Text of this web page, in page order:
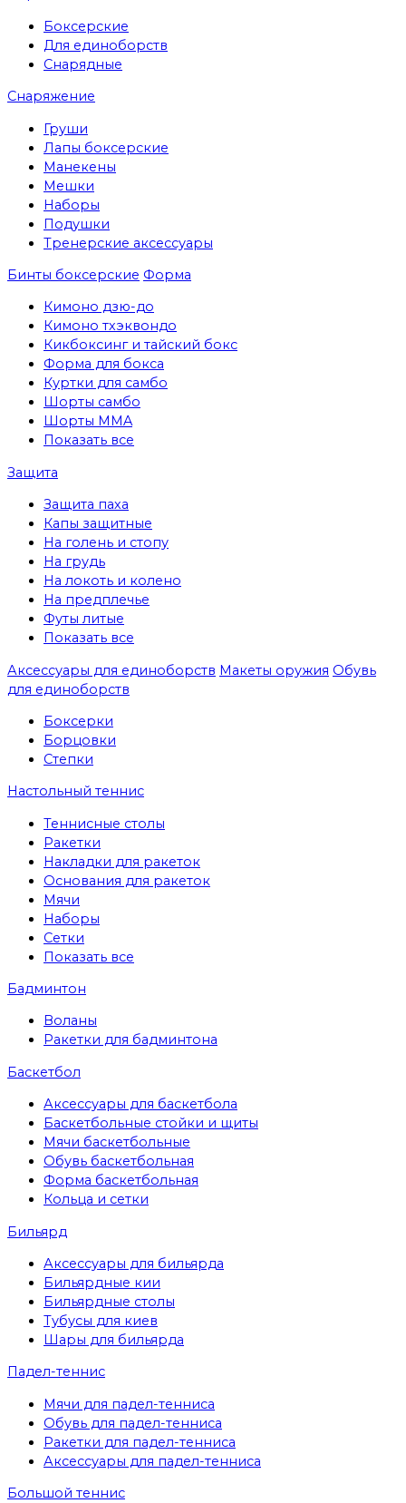
Боксерские
Для единоборств
Снарядные
Снаряжение
Груши
Лапы боксерские
Манекены
Мешки
Наборы
Подушки
Тренерские аксессуары
Бинты боксерские Форма
Кимоно дзю-до
Кимоно тхэквондо
Кикбоксинг и тайский бокс
Форма для бокса
Куртки для самбо
Шорты самбо
Шорты MMA
Показать все
Защита
Защита паха
Капы защитные
На голень и стопу
На грудь
На локоть и колено
На предплечье
Футы литые
Показать все
Аксессуары для единоборств Макеты оружия Обувь
для единоборств
Боксерки
Борцовки
Степки
Настольный теннис
Теннисные столы
Ракетки
Накладки для ракеток
Основания для ракеток
Мячи
Наборы
Сетки
Показать все
Бадминтон
Воланы
Ракетки для бадминтона
Баскетбол
Аксессуары для баскетбола
Баскетбольные стойки и щиты
Мячи баскетбольные
Обувь баскетбольная
Форма баскетбольная
Кольца и сетки
Бильярд
Аксессуары для бильярда
Бильярдные кии
Бильярдные столы
Тубусы для киев
Шары для бильярда
Падел-теннис
Мячи для падел-тенниса
Обувь для падел-тенниса
Ракетки для падел-тенниса
Аксессуары для падел-тенниса
Большой теннис